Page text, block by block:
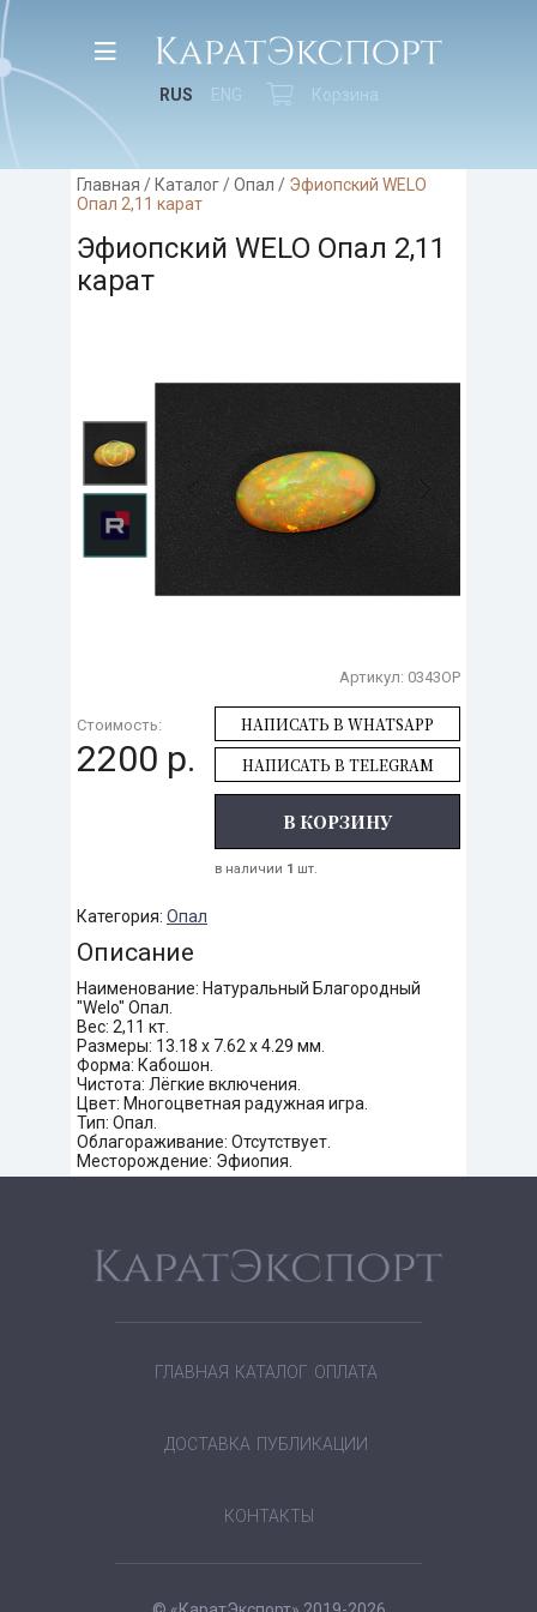
RUS ENG Корзина
Главная /Каталог/Опал / Эфиопский WELO
Опал 2,11 карат
Эфиопский WELO Опал 2,11
карат
Артикул: 0343OP
Стоимость:
2200 р.
НАПИСАТЬ В WHATSAPP
НАПИСАТЬ В TELEGRAM
В КОРЗИНУ
в наличии 1 шт.
Категория: Опал
Описание
Наименование: Натуральный Благородный
"Welo" Опал.
Вес: 2,11 кт.
Размеры: 13.18 х 7.62 х 4.29 мм.
Форма: Кабошон.
Чистота: Лёгкие включения.
Цвет: Многоцветная радужная игра.
Тип: Опал.
Облагораживание: Отсутствует.
Месторождение: Эфиопия.
ГЛАВНАЯ КАТАЛОГ ОПЛАТА
ДОСТАВКА ПУБЛИКАЦИИ
КОНТАКТЫ